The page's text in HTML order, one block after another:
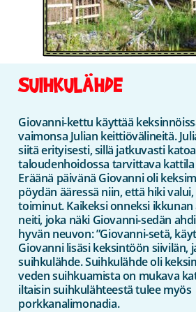
SUIHKULÄHDE
Giovanni-kettu käyttää
vaimonsa Julian keittiövälineitä.
siitä erityisesti, sillä jatkuvasti
taloudenhoidossa tarvittava
Eräänä päivänä Giovanni oli
pöydän ääressä niin, että hiki
toiminut. Kaikeksi onneksi
neiti, joka näki Giovanni-sedän
hyvän neuvon: ”Giovanni-setä,
Giovanni lisäsi keksintöön siivilän,
suihkulähde. Suihkulähde oli
veden suihkuamista on mukava
iltaisin suihkulähteestä tulee myös
porkkanalimonadia.